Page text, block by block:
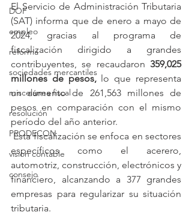
DOF
empleo
reforma
sociedades mercantiles
miscelánea fiscal
resolución
PRODECON
vision contable
consejo
El Servicio de Administración Tributaria
(SAT) informa que de enero a mayo de
2024, gracias al programa de
fiscalización dirigido a grandes
contribuyentes, se recaudaron 359,025
millones de pesos, lo que representa
un aumento de 261,563 millones de
pesos en comparación con el mismo
período del año anterior.
Esta fiscalización se enfoca en sectores
específicos como el acerero,
automotriz, construcción, electrónicos y
financiero, alcanzando a 377 grandes
empresas para regularizar su situación
tributaria.